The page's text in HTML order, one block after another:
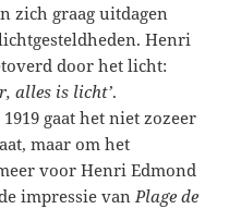
zich graag uitdagen
Henri
door het licht:
alles is licht’.
gaat het niet zozeer
maar om het
voor Henri Edmond
impressie van Plage de